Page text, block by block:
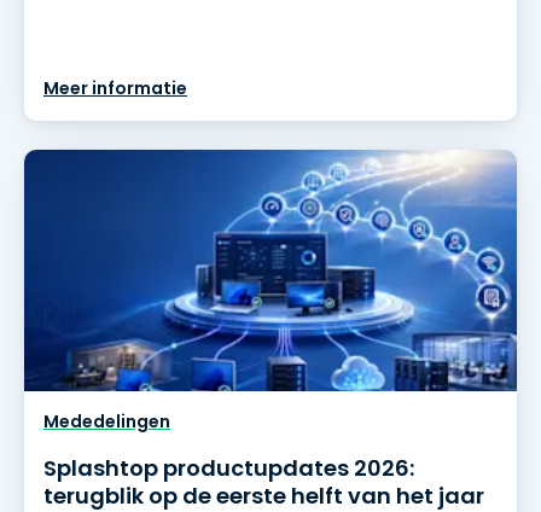
Meer informatie
Mededelingen
Splashtop productupdates 2026:
terugblik op de eerste helft van het jaar